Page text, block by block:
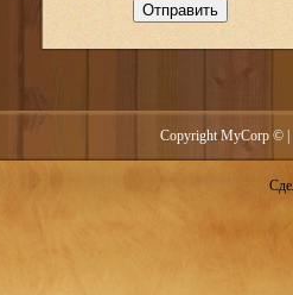
Отправить
Copyright MyCorp © |